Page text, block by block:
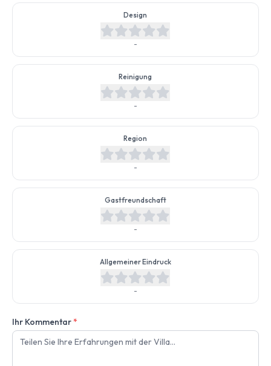
Design
-
Reinigung
-
Region
-
Gastfreundschaft
-
Allgemeiner Eindruck
-
Ihr Kommentar*